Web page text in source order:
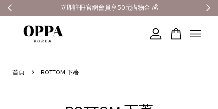
立即註冊官網會員享50元購物金 💰
首頁 › BOTTOM 下著